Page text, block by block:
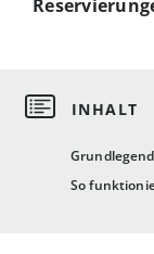
So